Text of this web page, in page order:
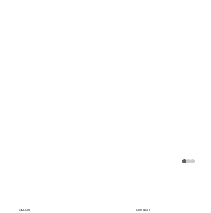
SEZIONI CONTATTI